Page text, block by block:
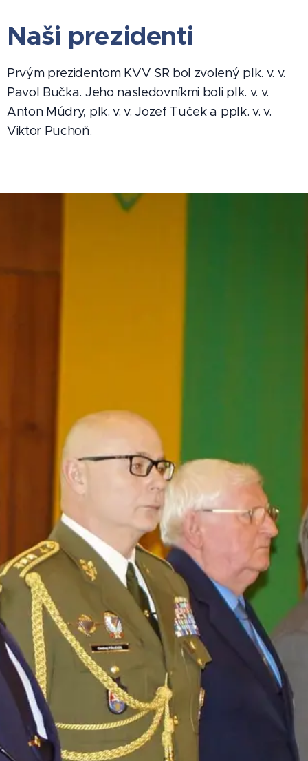
Naši prezidenti
Prvým prezidentom KVV SR bol zvolený plk. v. v.
Pavol Bučka. Jeho nasledovníkmi boli plk. v. v.
Anton Múdry, plk. v. v. Jozef Tuček a pplk. v. v.
Viktor Puchoň.